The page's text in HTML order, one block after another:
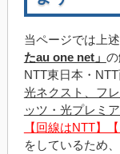
当ページでは上述
たau one net」
NTT東日本・
光ネクスト、フ
ッツ・光プレミア
【回線はNTT】
をしているため